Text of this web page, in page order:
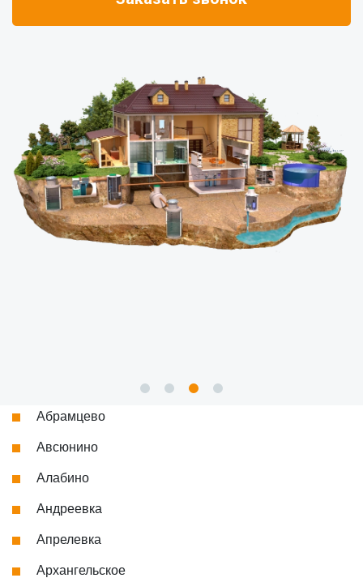
Абрамцево
Авсюнино
Алабино
Андреевка
Апрелевка
Архангельское